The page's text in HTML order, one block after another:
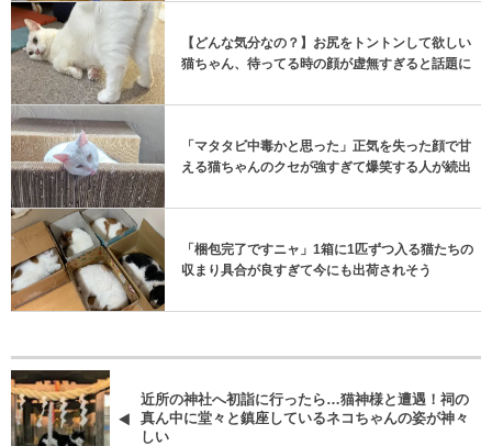
【どんな気分なの？】お尻をトントンして欲しい
猫ちゃん、待ってる時の顔が虚無すぎると話題に
「マタタビ中毒かと思った」正気を失った顔で甘
える猫ちゃんのクセが強すぎて爆笑する人が続出
「梱包完了ですニャ」1箱に1匹ずつ入る猫たちの
収まり具合が良すぎて今にも出荷されそう
近所の神社へ初詣に行ったら…猫神様と遭遇！祠の
真ん中に堂々と鎮座しているネコちゃんの姿が神々
しい